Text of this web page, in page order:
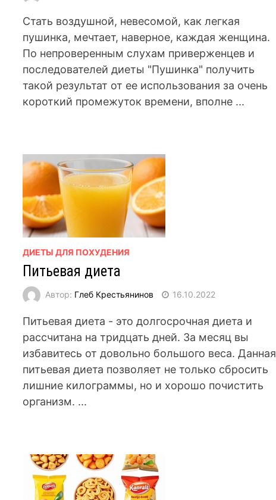
Стать воздушной, невесомой, как легкая
пушинка, мечтает, наверное, каждая женщина.
По непроверенным слухам приверженцев и
последователей диеты "Пушинка" получить
такой результат от ее использования за очень
короткий промежуток времени, вполне ...
ДИЕТЫ ДЛЯ ПОХУДЕНИЯ
Питьевая диета
Автор: Глеб Крестьянинов 16.10.2022
Питьевая диета - это долгосрочная диета и
рассчитана на тридцать дней. За месяц вы
избавитесь от довольно большого веса. Данная
питьевая диета позволяет не только сбросить
лишние килограммы, но и хорошо почистить
организм. ...